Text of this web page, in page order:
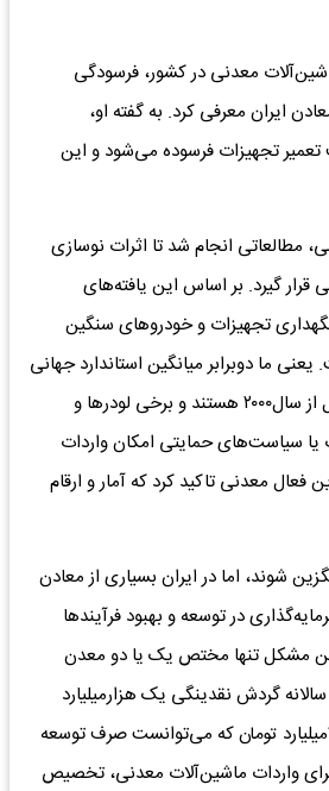
معدنی در کشور، فرسودگی
ایران معرفی کرد. به گفته او،
تجهیزات فرسوده می‌شود و این
انجام شد تا اثرات نوسازی
گیرد. بر اساس این یافته‌های
تعمیر و نگهداری تجهیزات و خودروهای سنگین
این رقم در سطح جهان به‌طور معمول حداکثر ۲۰ درصد است. یعنی ما دوبرابر میانگین استاندارد جهانی
صرف تجهیزاتی می‌کنیم که فرسوده شده‌اند. بسیاری از ماشین‌آلات ما، حتی مدل‌هایی قبل از سال۲۰۰۰ هستند و برخی لودرها و
تسهیلات یا سیاست‌های حمایتی امکان واردات
فعال معدنی تاکید کرد که آمار و ارقام
شوند، اما در ایران بسیاری از معادن
سرمایه‌گذاری در توسعه و بهبود فرآیندها
مشکل تنها مختص یک یا دو معدن
گردش نقدینگی یک هزار‌میلیارد
تومانی داشته باشد، ۴۰درصد آن صرف تعمیر و نگهداری می‌شود؛ یعنی چیزی در حدود ۴۰۰‌میلیارد تومان که می‌توانست صرف توسعه
واردات ماشین‌آلات معدنی، تخصیص